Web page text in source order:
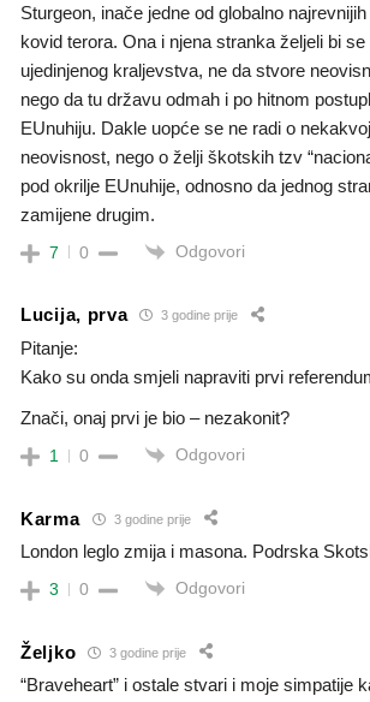
Sturgeon, inače jedne od globalno
kovid terora. Ona i njena stranka željeli bi se
ujedinjenog kraljevstva, ne da stvore
nego da tu državu odmah i po hitnom
EUnuhiju. Dakle uopće se ne radi o
neovisnost, nego o želji škotskih tzv
pod okrilje EUnuhije, odnosno da jednog
zamijene drugim.
7 0 Odgovori
Lucija, prva 3 godine prije
Pitanje:
Kako su onda smjeli napraviti prvi
Znači, onaj prvi je bio – nezakonit?
1 0 Odgovori
Karma 3 godine prije
London leglo zmija i masona. Podrska
3 0 Odgovori
Željko 3 godine prije
“Braveheart” i ostale stvari i moje simpatije